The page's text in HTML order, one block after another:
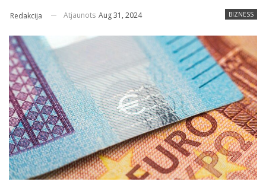
BIZNESS
Redakcija Atjaunots Aug 31, 2024